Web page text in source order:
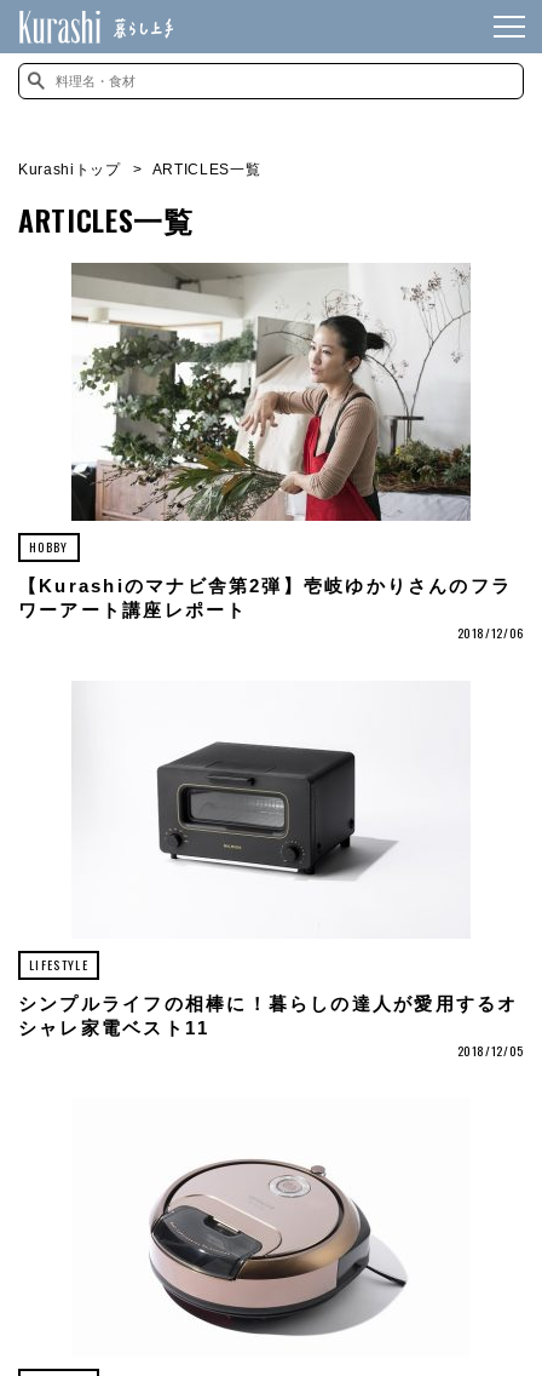
Kurashiトップ ARTICLES一覧
ARTICLES一覧
HOBBY
【Kurashiのマナビ舎第2弾】壱岐ゆかりさんのフラ
ワーアート講座レポート
2018/12/06
LIFESTYLE
シンプルライフの相棒に！暮らしの達人が愛用するオ
シャレ家電ベスト11
2018/12/05